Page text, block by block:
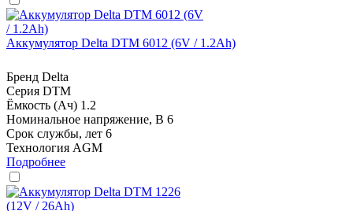
Аккумулятор Delta DTM 6012 (6V / 1.2Ah)
Бренд Delta
Серия DTM
Ёмкость (Ач) 1.2
Номинальное напряжение, В 6
Срок службы, лет 6
Технология AGM
Подробнее